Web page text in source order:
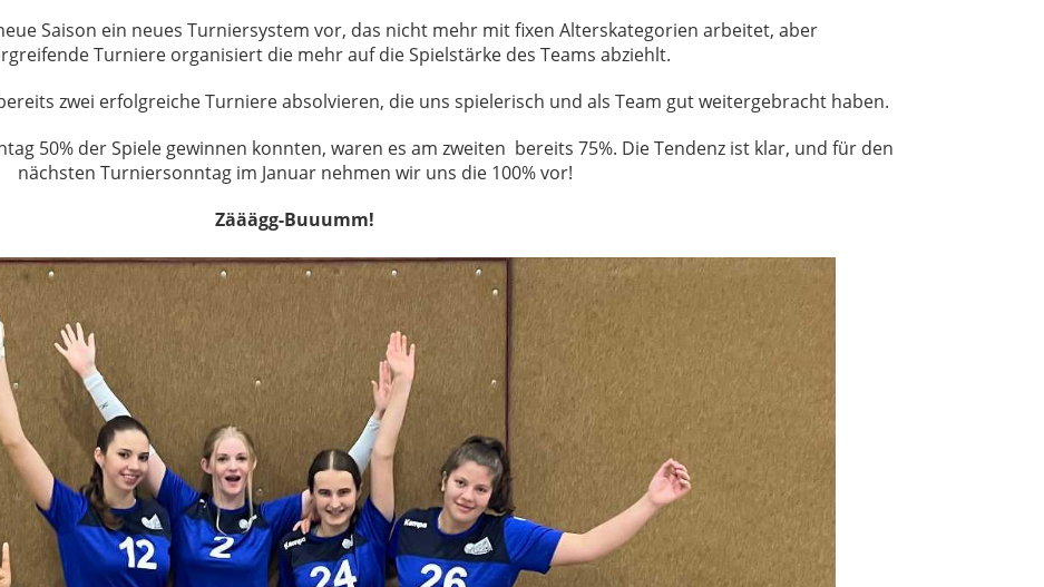
Saison ein neues Turniersystem vor, das nicht mehr mit fixen Alterskategorien arbeitet, aber
Turniere organisiert die mehr auf die Spielstärke des Teams abziehlt.
zwei erfolgreiche Turniere absolvieren, die uns spielerisch und als Team gut weitergebracht haben.
50% der Spiele gewinnen konnten, waren es am zweiten bereits 75%. Die Tendenz ist klar, und für den
nächsten Turniersonntag im Januar nehmen wir uns die 100% vor!
Zääägg-Buuumm!